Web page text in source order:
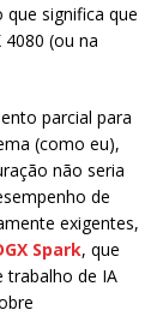
que significa que
4080 (ou na
parcial para
(como eu),
não seria
de
exigentes,
Spark, que
trabalho de IA